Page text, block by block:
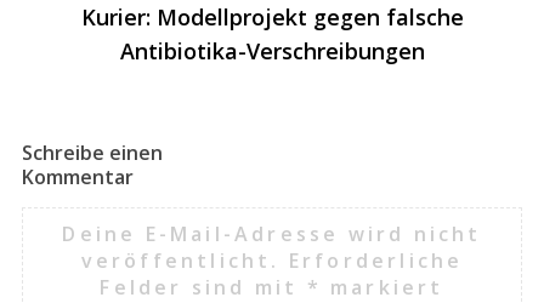
Kurier: Modellprojekt gegen falsche
Antibiotika-Verschreibungen
Schreibe einen
Kommentar
Deine E-Mail-Adresse wird nicht
veröffentlicht. Erforderliche
Felder sind mit * markiert